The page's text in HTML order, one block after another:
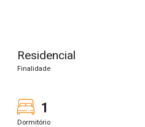
Residencial
Finalidade
1
Dormitório